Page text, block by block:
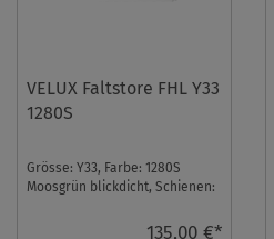
VELUX Faltstore FHL Y33
1280S
Grösse: Y33, Farbe: 1280S
Moosgrün blickdicht, Schienen:
135,00 €*